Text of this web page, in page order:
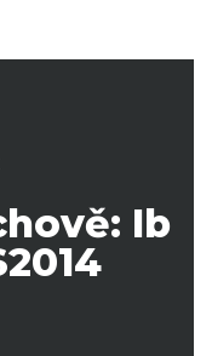
Ib